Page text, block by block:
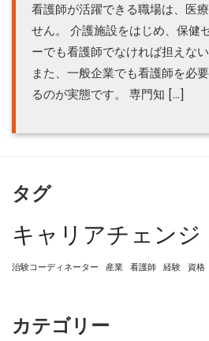
看護師が活躍できる職場は、医
せん。 介護施設をはじめ、保健
ーでも看護師でなければ担えな
また、一般企業でも看護師を必
るのが実態です。 専門知 […]
タグ
キャリアチェンジ
治験コーディネーター 産業 看護師 経験 資格
カテゴリー